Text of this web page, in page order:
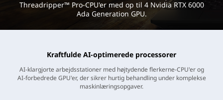
a
Threadripper™ Pro-CPU'er med op til 4 Nvidia RTX 6000
Ada Generation GPU.
Kraftfulde AI-optimerede processorer
AI-klargjorte arbejdsstationer med højtydende flerkerne-CPU'er og
AI-forbedrede GPU'er, der sikrer hurtig behandling under komplekse
maskinlæringsopgaver.